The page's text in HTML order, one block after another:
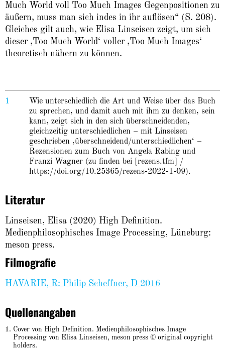
Much World voll Too Much Images Gegenpositionen zu
äußern, muss man sich indes in ihr auflösen“ (S. 208).
Gleiches gilt auch, wie Elisa Linseisen zeigt, um sich
dieser ‚Too Much World‘ voller ‚Too Much Images‘
theoretisch nähern zu können.
1
Wie unterschiedlich die Art und Weise über das Buch
zu sprechen, und damit auch mit ihm zu denken, sein
kann, zeigt sich in den sich überschneidenden,
gleichzeitig unterschiedlichen – mit Linseisen
geschrieben ‚überschneidend/unterschiedlichen‘ –
Rezensionen zum Buch von Angela Rabing und
Franzi Wagner (zu finden bei [rezens.tfm] /
https://doi.org/10.25365/rezens-2022-1-09).
Literatur
Linseisen, Elisa (2020) High Definition.
Medienphilosophisches Image Processing, Lüneburg:
meson press.
Filmografie
HAVARIE, R: Philip Scheffner, D 2016
Quellenangaben
Cover von High Definition. Medienphilosophisches Image
Processing von Elisa Linseisen, meson press © original copyright
holders.